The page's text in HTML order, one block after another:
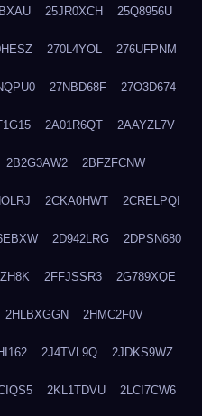
25JR0XCH 25Q8956U
270L4YOL 276UFPNM
27NBD68F 27O3D674
2A01R6QT 2AAYZL7V
2B2G3AW2 2BFZFCNW
2CKA0HWT 2CRELPQI
2D942LRG 2DPSN680
2FFJSSR3 2G789XQE
2HLBXGGN 2HMC2F0V
2J4TVL9Q 2JDKS9WZ
2KL1TDVU 2LCI7CW6